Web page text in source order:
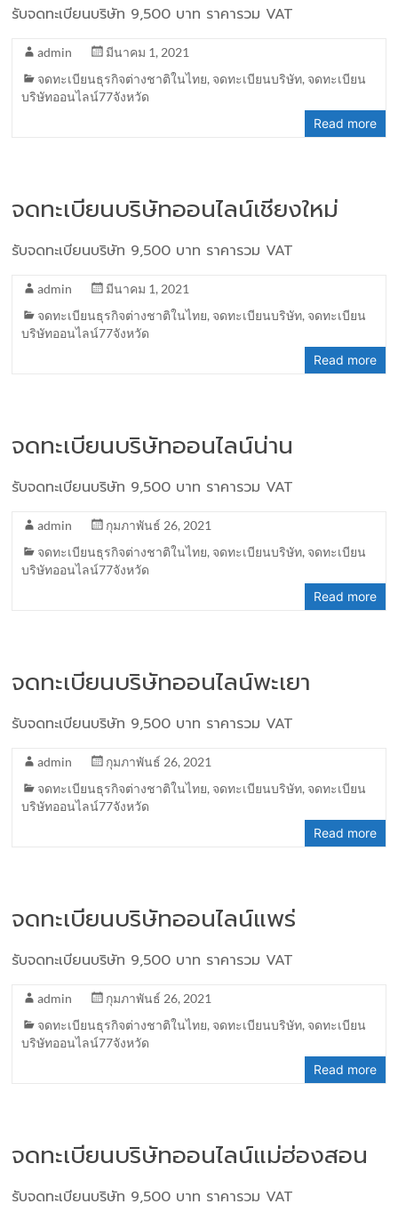
รับจดทะเบียนบริษัท 9,500 บาท ราคารวม VAT
admin
มีนาคม 1, 2021
จดทะเบียนธุรกิจต่างชาติในไทย, จดทะเบียนบริษัท, จดทะเบียน
บริษัทออนไลน์77จังหวัด
Read more
จดทะเบียนบริษัทออนไลน์เชียงใหม่
รับจดทะเบียนบริษัท 9,500 บาท ราคารวม VAT
admin
มีนาคม 1, 2021
จดทะเบียนธุรกิจต่างชาติในไทย, จดทะเบียนบริษัท, จดทะเบียน
บริษัทออนไลน์77จังหวัด
Read more
จดทะเบียนบริษัทออนไลน์น่าน
รับจดทะเบียนบริษัท 9,500 บาท ราคารวม VAT
admin
กุมภาพันธ์ 26, 2021
จดทะเบียนธุรกิจต่างชาติในไทย, จดทะเบียนบริษัท, จดทะเบียน
บริษัทออนไลน์77จังหวัด
Read more
จดทะเบียนบริษัทออนไลน์พะเยา
รับจดทะเบียนบริษัท 9,500 บาท ราคารวม VAT
admin
กุมภาพันธ์ 26, 2021
จดทะเบียนธุรกิจต่างชาติในไทย, จดทะเบียนบริษัท, จดทะเบียน
บริษัทออนไลน์77จังหวัด
Read more
จดทะเบียนบริษัทออนไลน์แพร่
รับจดทะเบียนบริษัท 9,500 บาท ราคารวม VAT
admin
กุมภาพันธ์ 26, 2021
จดทะเบียนธุรกิจต่างชาติในไทย, จดทะเบียนบริษัท, จดทะเบียน
บริษัทออนไลน์77จังหวัด
Read more
จดทะเบียนบริษัทออนไลน์แม่ฮ่องสอน
รับจดทะเบียนบริษัท 9,500 บาท ราคารวม VAT